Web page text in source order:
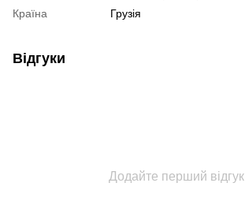
Країна
Грузія
Відгуки
Додайте перший відгук